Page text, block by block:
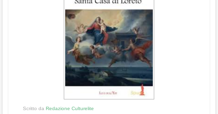
Scritto da Redazione Culturelite